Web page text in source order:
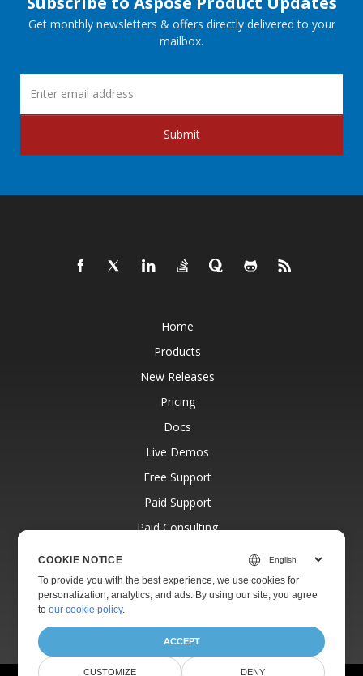
Get monthly newsletters & offers directly delivered to your
mailbox.
Submit
Home
Products
New Releases
Pricing
Docs
Live Demos
Free Support
Paid Support
Paid Consulting
Websites
About
COOKIE NOTICE
To provide you with the best experience, we use cookies for
personalization, analytics, and ads. By using our site, you agree
toour cookie policy.
ACCEPT
CUSTOMIZE DENY